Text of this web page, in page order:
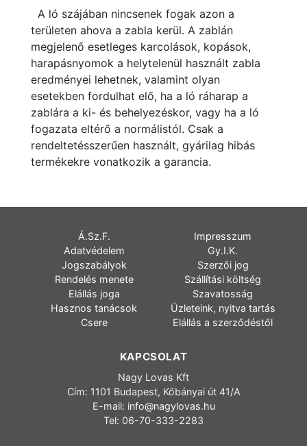
A ló szájában nincsenek fogak azon a
területen ahova a zabla kerül. A zablán
megjelenő esetleges karcolások, kopások,
harapásnyomok a helytelenül használt zabla
eredményei lehetnek, valamint olyan
esetekben fordulhat elő, ha a ló ráharap a
zablára a ki- és behelyezéskor, vagy ha a ló
fogazata eltérő a normálistól. Csak a
rendeltetésszerűen használt, gyárilag hibás
termékekre vonatkozik a garancia.
Á.Sz.F.
Impresszum
Adatvédelem
Gy.I.K.
Jogszabályok
Szerzői jog
Rendelés menete
Szállítási költség
Elállás joga
Szavatosság
Hasznos tanácsok
Üzleteink, nyitva tartás
Csere
Elállás a szerződéstől
KAPCSOLAT
Nagy Lovas Kft
Cím: 1101 Budapest, Kőbányai út 41/A
E-mail: info@nagylovas.hu
Tel: 06-70-333-2283